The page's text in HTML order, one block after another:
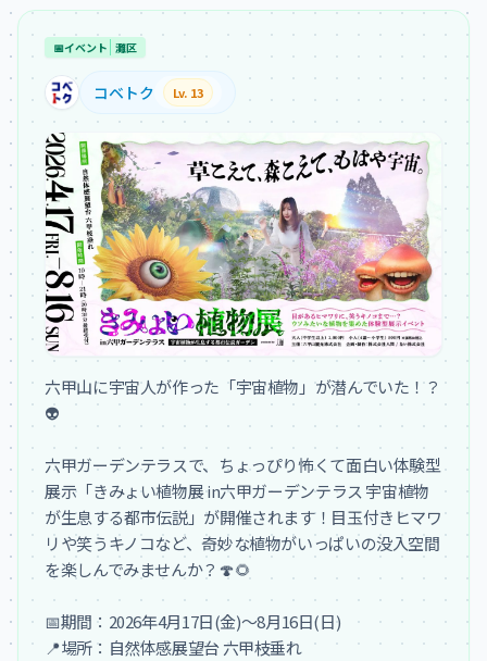
📅イベント 灘区
コベトク Lv. 13
六甲山に宇宙人が作った「宇宙植物」が潜んでいた！？
👽
六甲ガーデンテラスで、ちょっぴり怖くて面白い体験型
展示「きみょい植物展 in六甲ガーデンテラス 宇宙植物
が生息する都市伝説」が開催されます！目玉付きヒマワ
リや笑うキノコなど、奇妙な植物がいっぱいの没入空間
を楽しんでみませんか？🍄🌻
📅期間：2026年4月17日(金)～8月16日(日)
📍場所：自然体感展望台 六甲枝垂れ